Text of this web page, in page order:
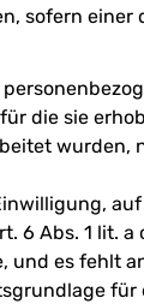
sofern einer
die sie
wurden,
6 Abs. 1 lit. a
und es fehlt
für